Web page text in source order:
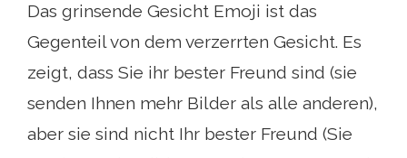
Das grinsende Gesicht Emoji ist das
Gegenteil von dem verzerrten Gesicht. Es
zeigt, dass Sie ihr bester Freund sind (sie
senden Ihnen mehr Bilder als alle anderen),
aber sie sind nicht Ihr bester Freund (Sie